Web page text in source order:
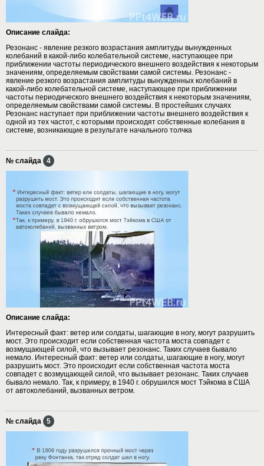
Описание слайда:
Резонанс - явление резкого возрастания амплитуды вынужденных
колебаний в какой-либо колебательной системе, наступающее при
приближении частоты периодического внешнего воздействия к некоторым
значениям, определяемым свойствами самой системы. Резонанс -
явление резкого возрастания амплитуды вынужденных колебаний в
какой-либо колебательной системе, наступающее при приближении
частоты периодического внешнего воздействия к некоторым значениям,
определяемым свойствами самой системы. В простейших случаях
Резонанс наступает при приближении частоты внешнего воздействия к
одной из тех частот, с которыми происходят собственные колебания в
системе, возникающие в результате начального толчка
№ слайда 4
Описание слайда:
Интересный факт: ветер или солдаты, шагающие в ногу, могут разрушить
мост. Это происходит если собственная частота моста совпадет с
возмущающей силой, что вызывает резонанс. Таких случаев бывало
немало. Интересный факт: ветер или солдаты, шагающие в ногу, могут
разрушить мост. Это происходит если собственная частота моста
совпадет с возмущающей силой, что вызывает резонанс. Таких случаев
бывало немало. Так, к примеру, в 1940 г. обрушился мост Тэйкома в США
от автоколебаний, вызванных ветром.
№ слайда 5